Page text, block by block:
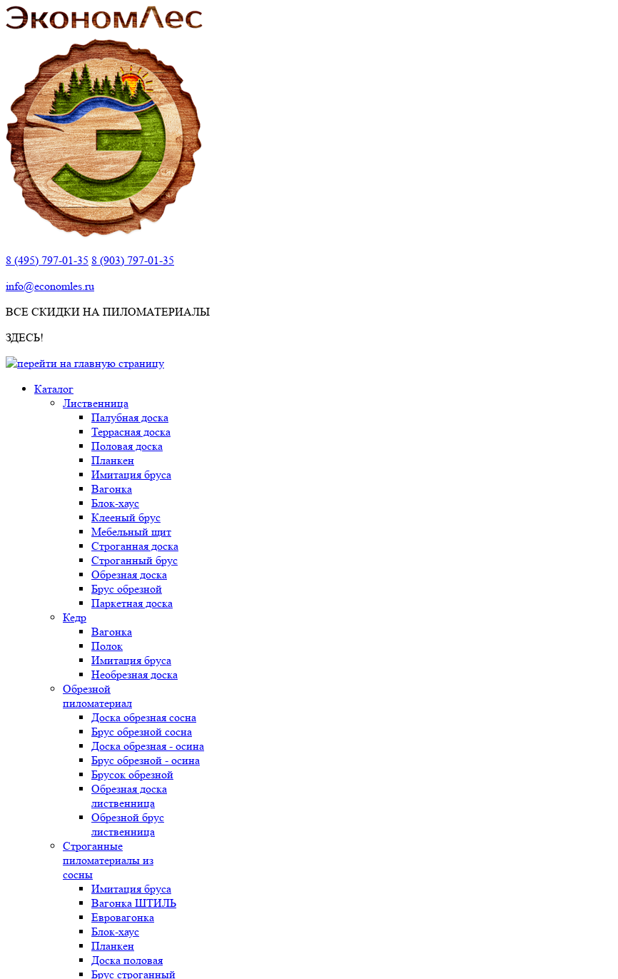
8 (495) 797-01-35 8 (903) 797-01-35
info@economles.ru
ВСЕ СКИДКИ НА ПИЛОМАТЕРИАЛЫ
ЗДЕСЬ!
Каталог
Лиственница
Палубная доска
Террасная доска
Половая доска
Планкен
Имитация бруса
Вагонка
Блок-хаус
Клееный брус
Мебельный щит
Строганная доска
Строганный брус
Обрезная доска
Брус обрезной
Паркетная доска
Кедр
Вагонка
Полок
Имитация бруса
Необрезная доска
Обрезной
пиломатериал
Доска обрезная сосна
Брус обрезной сосна
Доска обрезная - осина
Брус обрезной - осина
Брусок обрезной
Обрезная доска
лиственница
Обрезной брус
лиственница
Строганные
пиломатериалы из
сосны
Имитация бруса
Вагонка ШТИЛЬ
Евровагонка
Блок-хаус
Планкен
Доска половая
Брус строганный